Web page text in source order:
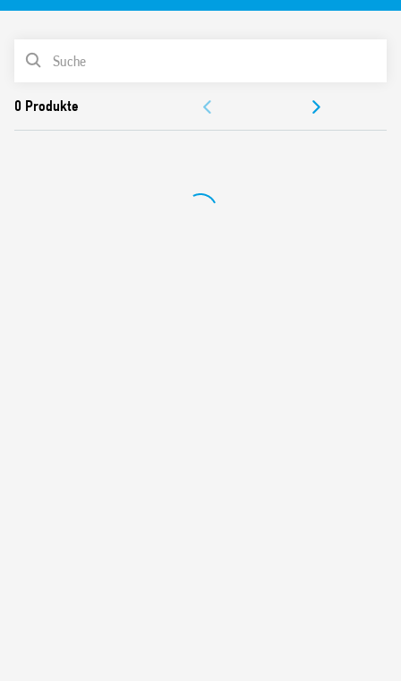
AC-Spule
Cadmiumfreie Kontakte
PRODUKTLISTE
ZULASSUNGEN